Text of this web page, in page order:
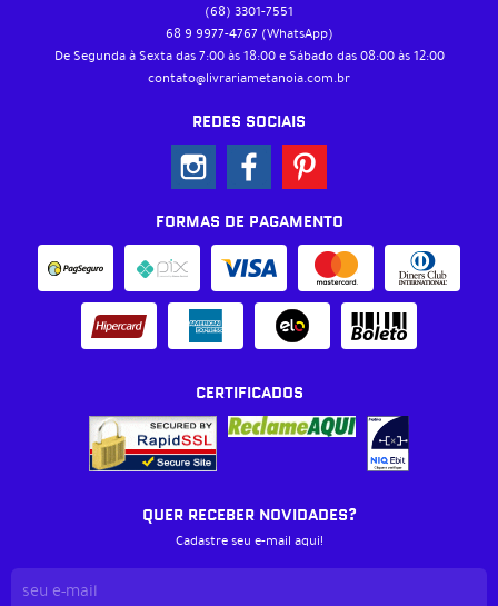
(68) 3301-7551
68 9 9977-4767 (WhatsApp)
De Segunda à Sexta das 7:00 às 18:00 e Sábado das 08:00 às 12:00
contato@livrariametanoia.com.br
REDES SOCIAIS
FORMAS DE PAGAMENTO
CERTIFICADOS
QUER RECEBER NOVIDADES?
Cadastre seu e-mail aqui!